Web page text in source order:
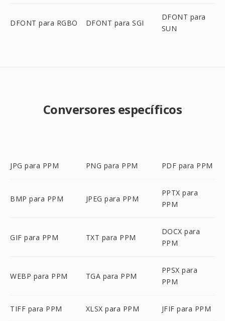
DFONT para RGBO DFONT para SGI
DFONT para
SUN
Conversores específicos
JPG para PPM PNG para PPM PDF para PPM
BMP para PPM JPEG para PPM
PPTX para
PPM
GIF para PPM TXT para PPM
DOCX para
PPM
WEBP para PPM TGA para PPM
PPSX para
PPM
TIFF para PPM XLSX para PPM JFIF para PPM